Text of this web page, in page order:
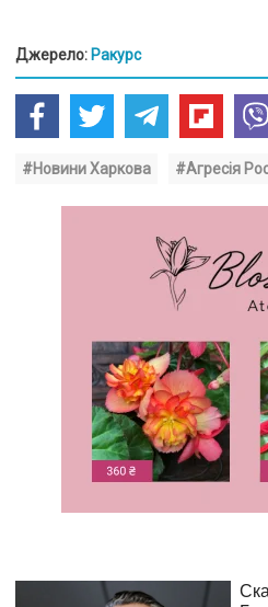
Джерело: Ракурс
#Новини Харкова #Агресія